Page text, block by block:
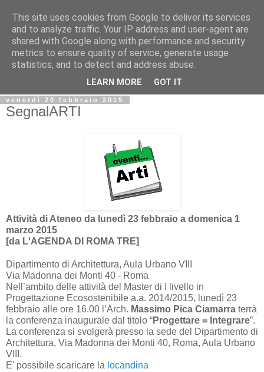
Biblio@rti in
Il Blog della Biblioteca di Area delle arti per condividere
informazioni iniziative incontri
venerdì 20 febbraio 2015
SegnalARTI
Attività di Ateneo da lunedì 23 febbraio a domenica 1
marzo 2015
[da L'AGENDA DI ROMA TRE]
Dipartimento di Architettura, Aula Urbano VIII
Via Madonna dei Monti 40 - Roma
Nell’ambito delle attività del Master di I livello in
Progettazione Ecosostenibile a.a. 2014/2015, lunedì 23
febbraio alle ore 16.00 l’Arch. Massimo Pica Ciamarra terrà
la conferenza inaugurale dal titolo “Progettare = Integrare”.
La conferenza si svolgerà presso la sede del Dipartimento di
Architettura, Via Madonna dei Monti 40, Roma, Aula Urbano
VIII.
E' possibile scaricare la locandina
This site uses cookies from Google to deliver its services
and to analyze traffic. Your IP address and user-agent are
shared with Google along with performance and security
metrics to ensure quality of service, generate usage
statistics, and to detect and address abuse.
LEARN MORE GOT IT